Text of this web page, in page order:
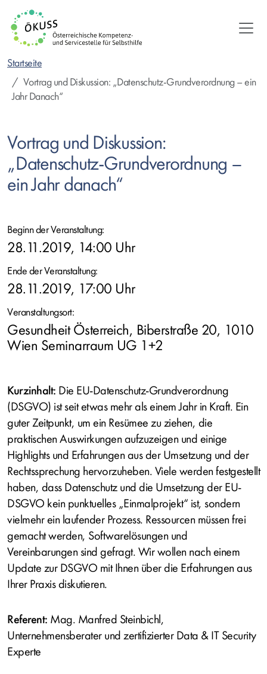
zum
Inhalt
Startseite
Vortrag und Diskussion: „Datenschutz-Grundverordnung – ein
Jahr Danach“
Vortrag und Diskussion:
„Datenschutz-Grundverordnung –
ein Jahr danach“
Beginn der Veranstaltung:
28.11.2019, 14:00 Uhr
Ende der Veranstaltung:
28.11.2019, 17:00 Uhr
Veranstaltungsort:
Gesundheit Österreich, Biberstraße 20, 1010
Wien Seminarraum UG 1+2
Kurzinhalt: Die EU-Datenschutz-Grundverordnung
(DSGVO) ist seit etwas mehr als einem Jahr in Kraft. Ein
guter Zeitpunkt, um ein Resümee zu ziehen, die
praktischen Auswirkungen aufzuzeigen und einige
Highlights und Erfahrungen aus der Umsetzung und der
Rechtssprechung hervorzuheben. Viele werden festgestellt
haben, dass Datenschutz und die Umsetzung der EU-
DSGVO kein punktuelles „Einmalprojekt“ ist, sondern
vielmehr ein laufender Prozess. Ressourcen müssen frei
gemacht werden, Softwarelösungen und
Vereinbarungen sind gefragt. Wir wollen nach einem
Update zur DSGVO mit Ihnen über die Erfahrungen aus
Ihrer Praxis diskutieren.
Referent: Mag. Manfred Steinbichl,
Unternehmensberater und zertifizierter Data & IT Security
Experte